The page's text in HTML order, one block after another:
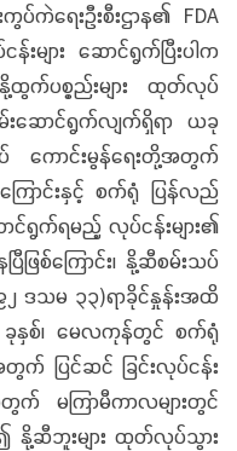
ပ်ကဲရေးဦးစီးဌာန၏ FDA
များ ဆောင်ရွက်ပြီးပါက
က်ပစ္စည်းများ ထုတ်လုပ်
မ်းဆောင်ရွက်လျက်ရှိရာ ယခု
ကောင်းမွန်ရေးတို့အတွက်
ကြောင်းနှင့် စက်ရုံ ပြန်လည်
က်ရမည့် လုပ်ငန်းများ၏
ဖြစ်ကြောင်း၊ နို့ဆီစမ်းသပ်
ဒသမ ၃၃)ရာခိုင်နှုန်းအထိ
၂ ခုနှစ်၊ မေလကုန်တွင် စက်ရုံ
ပြင်ဆင် ခြင်းလုပ်ငန်း
တွက် မကြာမီကာလများတွင်
နို့ဆီဘူးများ ထုတ်လုပ်သွား